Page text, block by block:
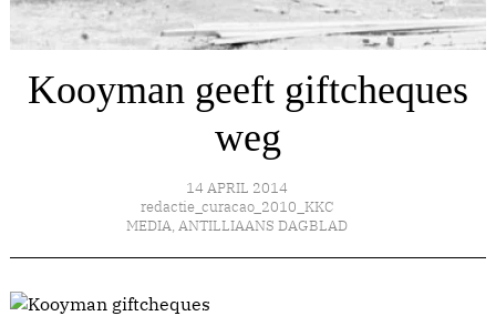
Kooyman geeft giftcheques
weg
14 APRIL 2014
redactie_curacao_2010_KKC
MEDIA, ANTILLIAANS DAGBLAD